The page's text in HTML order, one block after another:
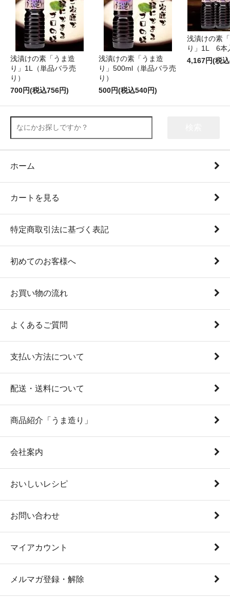
浅漬けの素「うま造
り」1L（単品バラ売
り）
700円(税込756円)
浅漬けの素「うま造
り」500ml（単品バラ売
り）
500円(税込540円)
浅漬けの素
り」1L 6本
4,167円(税
ホーム
カートを見る
特定商取引法に基づく表記
初めてのお客様へ
お買い物の流れ
よくあるご質問
支払い方法について
配送・送料について
商品紹介「うま造り」
会社案内
おいしいレシピ
お問い合わせ
マイアカウント
メルマガ登録・解除